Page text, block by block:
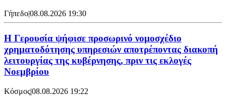
Γήπεδο|08.08.2026 19:30
Η Γερουσία ψήφισε προσωρινό νομοσχέδιο
χρηματοδότησης υπηρεσιών αποτρέποντας διακοπή
λειτουργίας της κυβέρνησης, πριν τις εκλογές
Νοεμβρίου
Κόσμος|08.08.2026 19:22